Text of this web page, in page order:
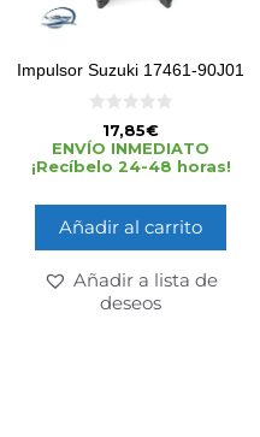
Impulsor Suzuki 17461-90J01
d
e
5
17,85€
ENVÍO INMEDIATO
¡Recíbelo 24-48 horas!
Añadir al carrito
Añadir a lista de
deseos